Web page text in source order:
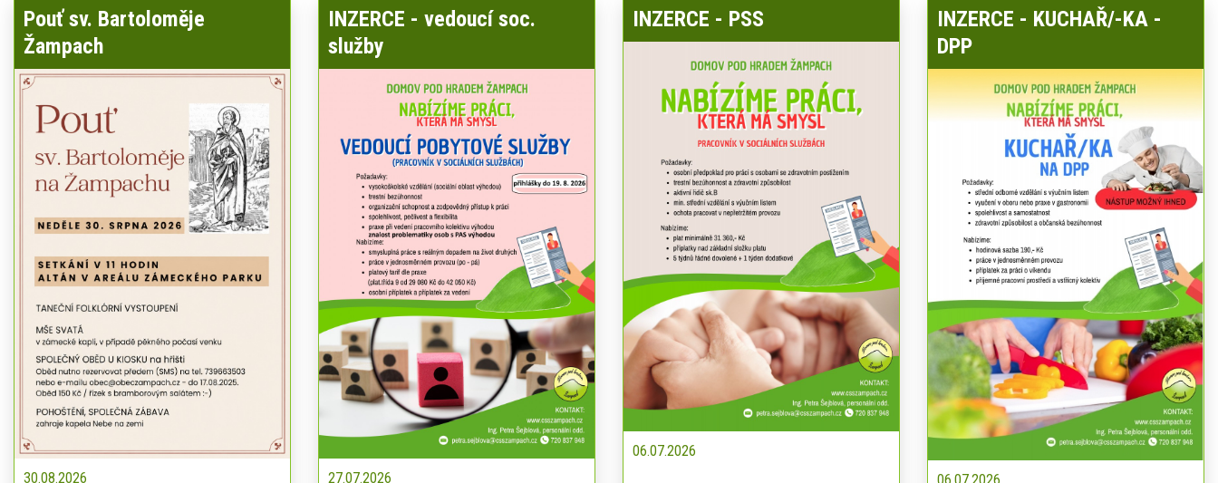
Pouť sv. Bartoloměje
Žampach
30.08.2026
INZERCE - vedoucí soc.
služby
27.07.2026
INZERCE - PSS
06.07.2026
INZERCE - KUCHAŘ/-KA -
DPP